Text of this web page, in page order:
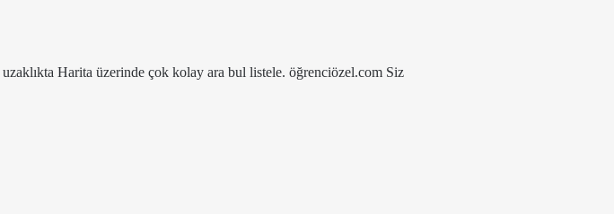
Harita üzerinde çok kolay ara bul listele. öğrenciözel.com Siz